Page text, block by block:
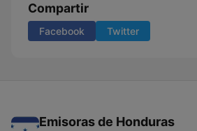
Compartir
Facebook Twitter
Emisoras de Honduras